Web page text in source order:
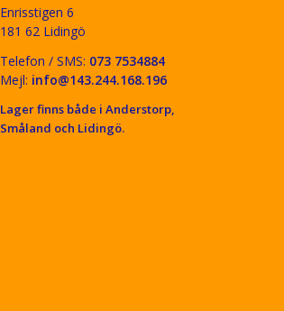
Enrisstigen 6
181 62 Lidingö
Telefon / SMS: 073 7534884
Mejl: info@143.244.168.196
Lager finns både i Anderstorp,
Småland och Lidingö.